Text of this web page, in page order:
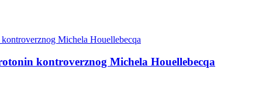
kontroverznog Michela Houellebecqa